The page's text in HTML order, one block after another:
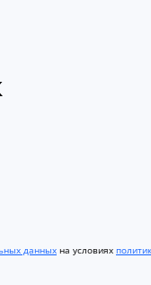
данных на условиях